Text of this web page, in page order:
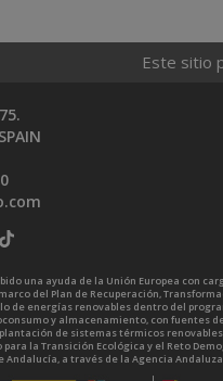
Este sitio
una ayuda de la Unión Europea con
del Plan de Recuperación,
de energías renovables dentro del
y almacenamiento, con fuentes
de sistemas térmicos
la Transición Ecológica y el Reto
Andalucía, a través de la Agencia